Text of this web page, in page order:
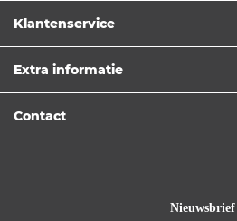
Klantenservice
Extra informatie
Contact
Nieuwsbrief